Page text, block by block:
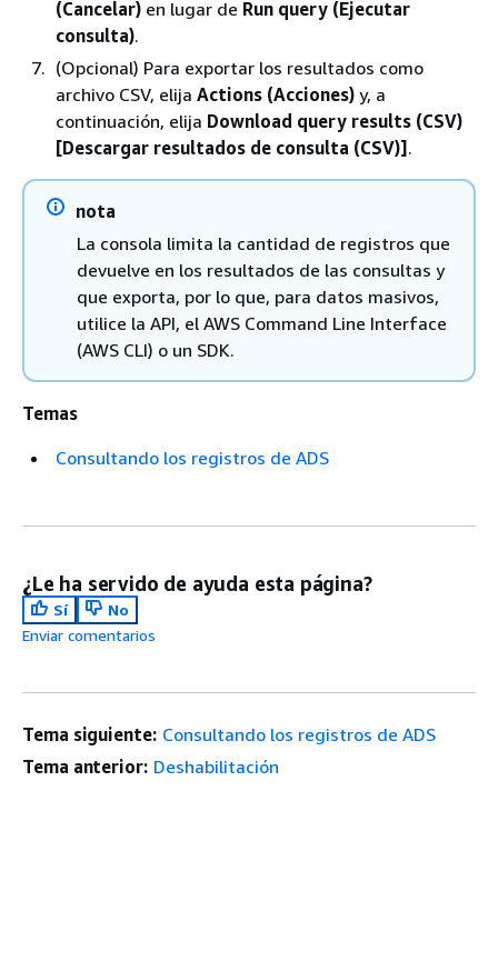
(Cancelar) en lugar de Run query (Ejecutar
consulta).
(Opcional) Para exportar los resultados como
archivo CSV, elija Actions (Acciones) y, a
continuación, elija Download query results (CSV)
[Descargar resultados de consulta (CSV)] .
nota
La consola limita la cantidad de registros que
devuelve en los resultados de las consultas y
que exporta, por lo que, para datos masivos,
utilice la API, el AWS Command Line Interface
(AWS CLI) o un SDK.
Temas
Consultando los registros de ADS
¿Le ha servido de ayuda esta página?
Sí
No
Enviar comentarios
Tema siguiente: Consultando los registros de ADS
Tema anterior: Deshabilitación